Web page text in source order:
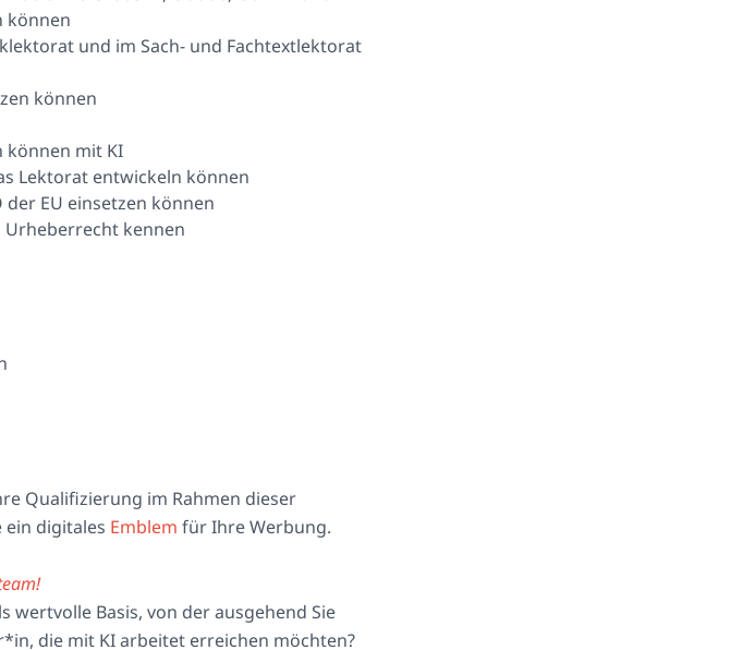
können
und im Sach- und Fachtextlektorat
können
können mit KI
Lektorat entwickeln können
der EU einsetzen können
Urheberrecht kennen
Qualifizierung im Rahmen dieser
ein digitales Emblem für Ihre Werbung.
wertvolle Basis, von der ausgehend Sie
die mit KI arbeitet erreichen möchten?